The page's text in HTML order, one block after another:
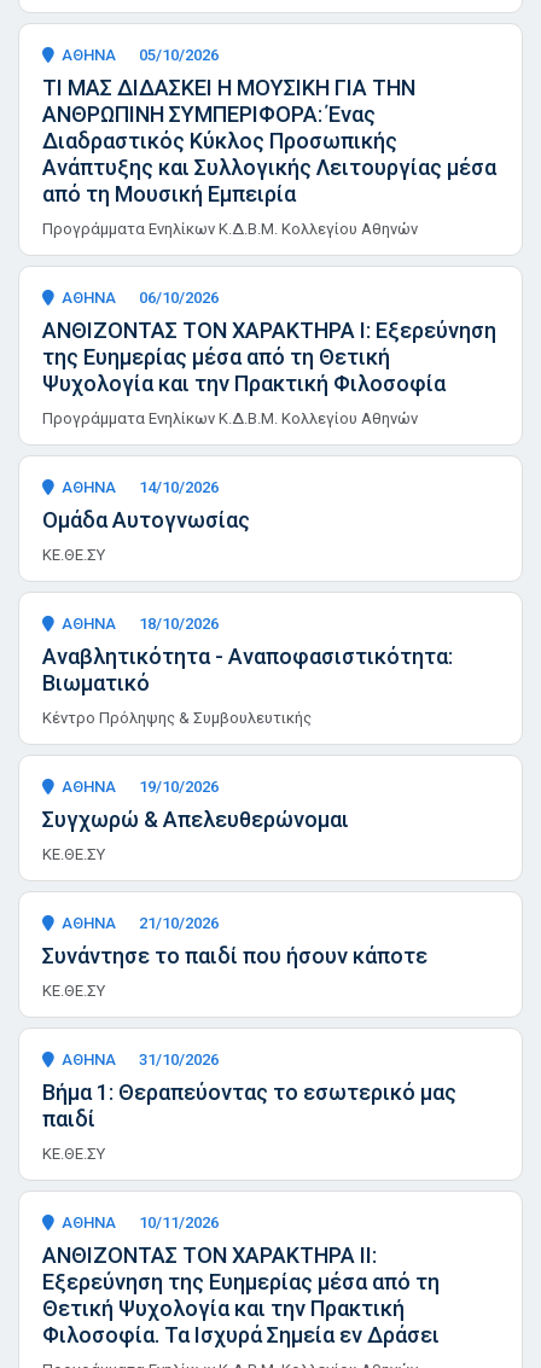
ΑΘΗΝΑ 05/10/2026
ΤΙ ΜΑΣ ΔΙΔΑΣΚΕΙ Η ΜΟΥΣΙΚΗ ΓΙΑ ΤΗΝ
ΑΝΘΡΩΠΙΝΗ ΣΥΜΠΕΡΙΦΟΡΑ: Ένας
Διαδραστικός Κύκλος Προσωπικής
Ανάπτυξης και Συλλογικής Λειτουργίας μέσα
από τη Μουσική Εμπειρία
Προγράμματα Ενηλίκων Κ.Δ.Β.Μ. Κολλεγίου Αθηνών
ΑΘΗΝΑ 06/10/2026
ΑΝΘΙΖΟΝΤΑΣ ΤΟΝ ΧΑΡΑΚΤΗΡΑ I: Εξερεύνηση
της Ευημερίας μέσα από τη Θετική
Ψυχολογία και την Πρακτική Φιλοσοφία
Προγράμματα Ενηλίκων Κ.Δ.Β.Μ. Κολλεγίου Αθηνών
ΑΘΗΝΑ 14/10/2026
Ομάδα Αυτογνωσίας
ΚΕ.ΘΕ.ΣΥ
ΑΘΗΝΑ 18/10/2026
Αναβλητικότητα - Αναποφασιστικότητα:
Βιωματικό
Κέντρο Πρόληψης & Συμβουλευτικής
ΑΘΗΝΑ 19/10/2026
Συγχωρώ & Απελευθερώνομαι
ΚΕ.ΘΕ.ΣΥ
ΑΘΗΝΑ 21/10/2026
Συνάντησε το παιδί που ήσουν κάποτε
ΚΕ.ΘΕ.ΣΥ
ΑΘΗΝΑ 31/10/2026
Βήμα 1: Θεραπεύοντας το εσωτερικό μας
παιδί
ΚΕ.ΘΕ.ΣΥ
ΑΘΗΝΑ 10/11/2026
ΑΝΘΙΖΟΝΤΑΣ ΤΟΝ ΧΑΡΑΚΤΗΡΑ II:
Εξερεύνηση της Ευημερίας μέσα από τη
Θετική Ψυχολογία και την Πρακτική
Φιλοσοφία. Τα Ισχυρά Σημεία εν Δράσει